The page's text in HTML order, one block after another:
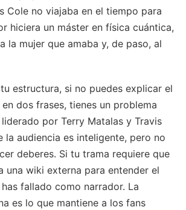
Cole no viajaba en el tiempo para
hiciera un máster en física cuántica,
la mujer que amaba y, de paso, al
estructura, si no puedes explicar el
dos frases, tienes un problema
por Terry Matalas y Travis
la audiencia es inteligente, pero no
deberes. Si tu trama requiere que
una wiki externa para entender el
fallado como narrador. La
es lo que mantiene a los fans